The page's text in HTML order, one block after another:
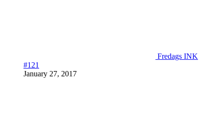
Fredags INK
#121
January 27, 2017